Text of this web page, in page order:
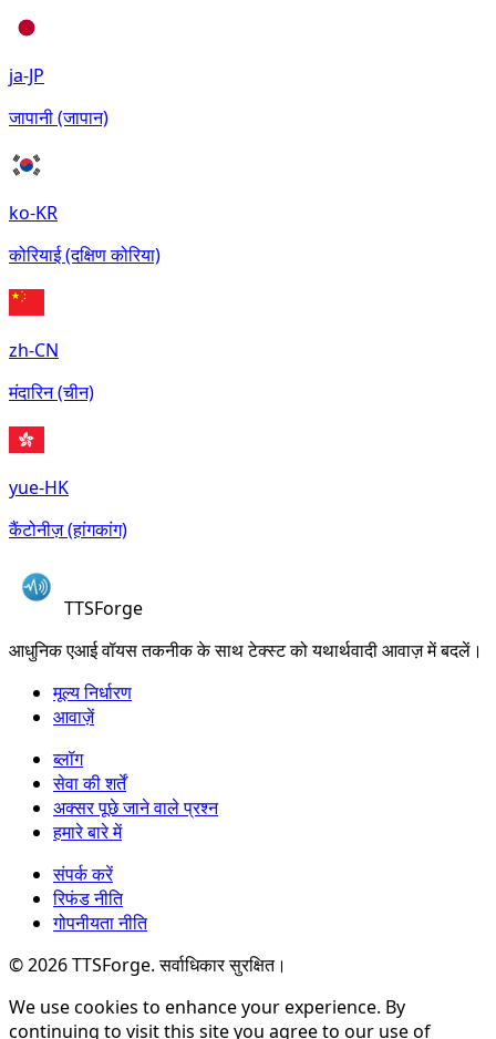
ja-JP
जापानी (जापान)
ko-KR
कोरियाई (दक्षिण कोरिया)
zh-CN
मंदारिन (चीन)
yue-HK
कैंटोनीज़ (हांगकांग)
TTSForge
आधुनिक एआई वॉयस तकनीक के साथ टेक्स्ट को यथार्थवादी आवाज़ में बदलें।
मूल्य निर्धारण
आवाज़ें
ब्लॉग
सेवा की शर्तें
अक्सर पूछे जाने वाले प्रश्न
हमारे बारे में
संपर्क करें
रिफंड नीति
गोपनीयता नीति
©2026TTSForge. सर्वाधिकार सुरक्षित।
We use cookies to enhance your experience. By
continuing to visit this site you agree to our use of